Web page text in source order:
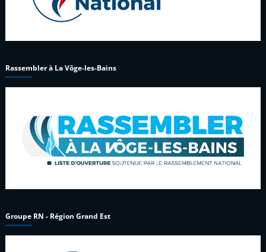
Rassembler à La Vôge-les-Bains
Groupe RN - Région Grand Est